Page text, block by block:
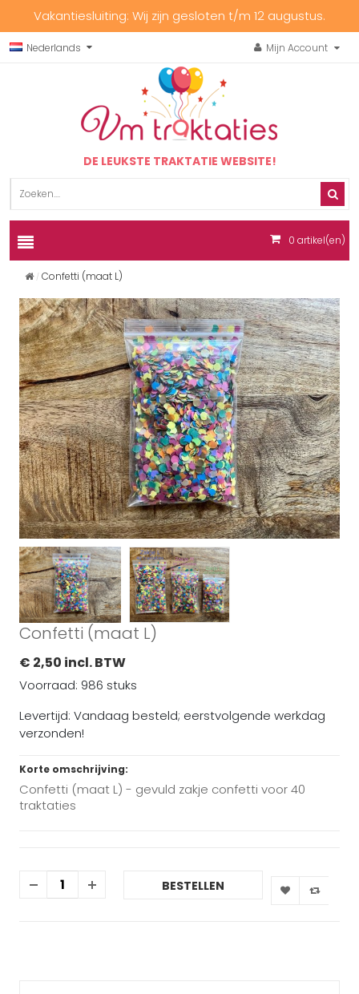
Vakantiesluiting: Wij zijn gesloten t/m 12 augustus.
Nederlands Mijn Account
DE LEUKSTE TRAKTATIE WEBSITE!
0 artikel(en)
Confetti (maat L)
Confetti (maat L)
€ 2,50 incl. BTW
Voorraad: 986 stuks
Levertijd: Vandaag besteld; eerstvolgende werkdag
verzonden!
Korte omschrijving:
Confetti (maat L) - gevuld zakje confetti voor 40
traktaties
BESTELLEN